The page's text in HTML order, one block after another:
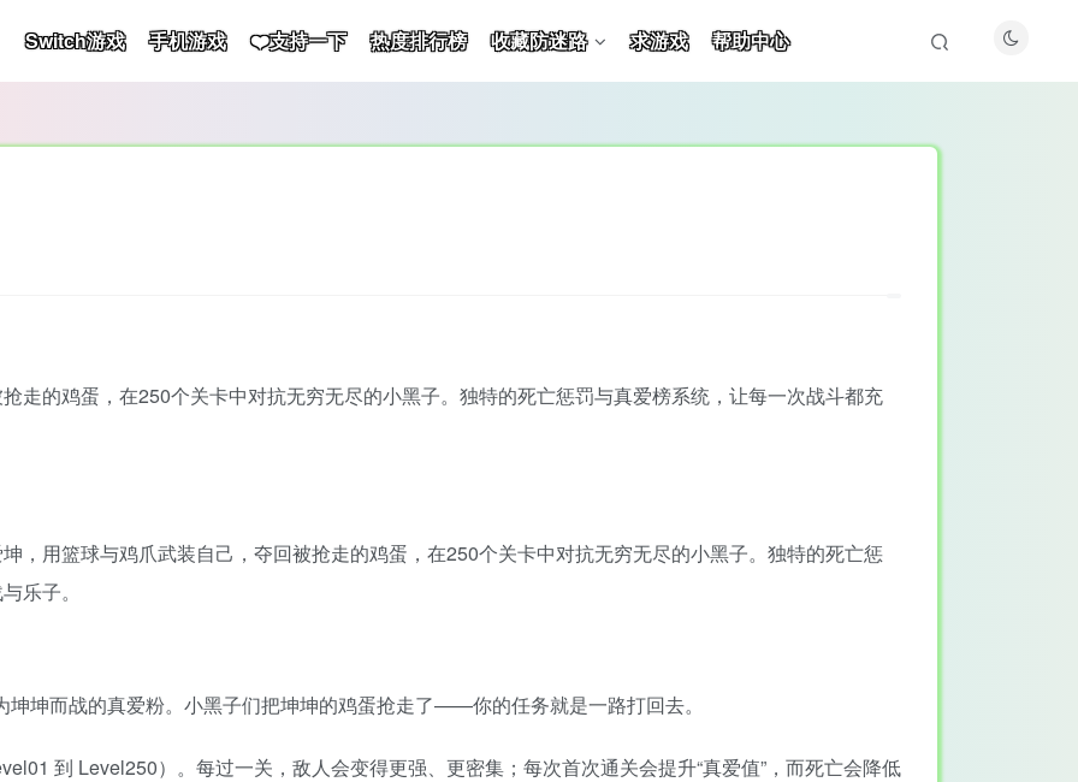
Switch游戏 手机游戏 ❤️支持一下 热度排行榜 收藏防迷路 求游戏 帮助中心
走的鸡蛋，在250个关卡中对抗无穷无尽的小黑子。独特的死亡惩罚与真爱榜系统，让每一次战斗都充
，用篮球与鸡爪武装自己，夺回被抢走的鸡蛋，在250个关卡中对抗无穷无尽的小黑子。独特的死亡惩
乐子。
坤坤而战的真爱粉。小黑子们把坤坤的鸡蛋抢走了——你的任务就是一路打回去。
到 Level250）。每过一关，敌人会变得更强、更密集；每次首次通关会提升“真爱值”，而死亡会降低